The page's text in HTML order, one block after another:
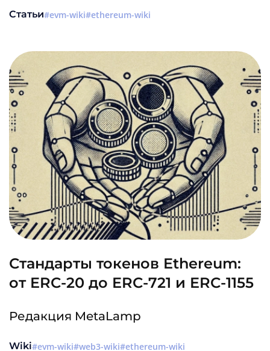
Статьи evm-wiki ethereum-wiki
Стандарты токенов Ethereum:
от ERC-20 до ERC-721 и ERC-1155
Редакция MetaLamp
Wiki evm-wiki web3-wiki ethereum-wiki